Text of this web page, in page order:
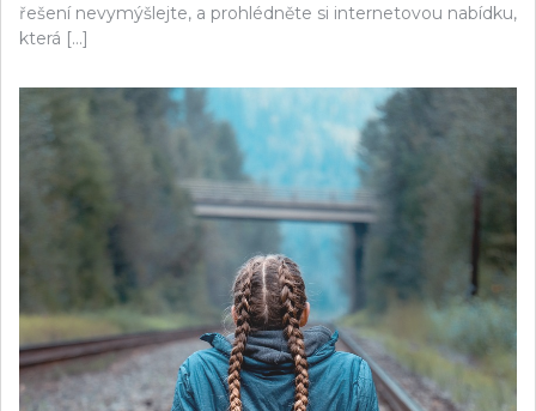
řešení nevymýšlejte, a prohlédněte si internetovou nabídku,
která […]